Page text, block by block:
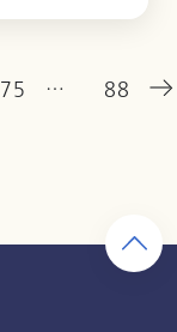
75 … 88